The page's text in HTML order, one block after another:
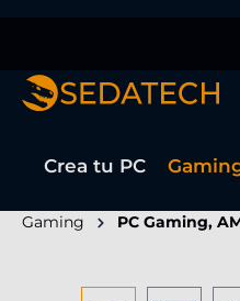
Crea tu PC
Gaming PC Gaming,